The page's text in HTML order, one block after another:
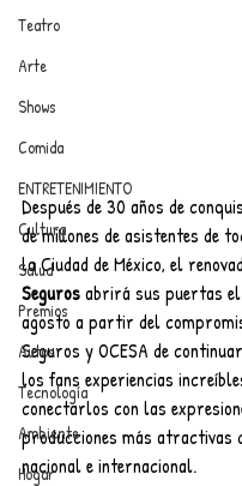
PARA MÁS
Teatro
Arte
Shows
Comida
ENTRETENIMIENTO
Cultura
Salud
Premios
Autos
Tecnología
Ambiente
Hogar
Después de 30 años de
de millones de asistentes de
la Ciudad de México, el
Seguros abrirá sus puertas
agosto a partir del
Seguros y OCESA de
los fans experiencias
conectarlos con las
producciones más atractivas
nacional e internacional.